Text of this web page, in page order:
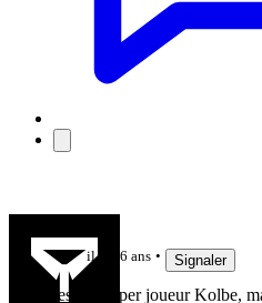
il y a 6 ans Signaler
C'est un super joueur Kolbe,